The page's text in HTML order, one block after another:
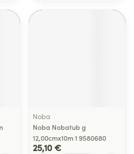
Noba
Noba Nobatub g
12,00cmx10m 1 9580680
25,10 €